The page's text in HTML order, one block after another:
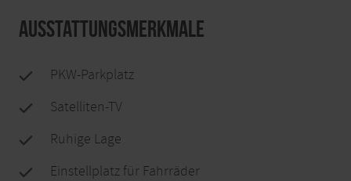
Ausstattungsmerkmale
PKW-Parkplatz
Satelliten-TV
Ruhige Lage
Einstellplatz für Fahrräder